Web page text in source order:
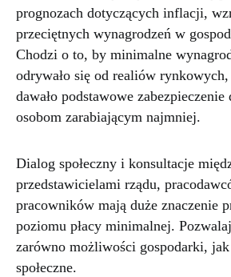
prognozach dotyczących inflacji,
przeciętnych wynagrodzeń w
Chodzi o to, by minimalne
odrywało się od realiów rynkowych,
dawało podstawowe zabezpieczenie
osobom zarabiającym najmniej.
Dialog społeczny i konsultacje
przedstawicielami rządu,
pracowników mają duże znaczenie
poziomu płacy minimalnej.
zarówno możliwości gospodarki,
społeczne.